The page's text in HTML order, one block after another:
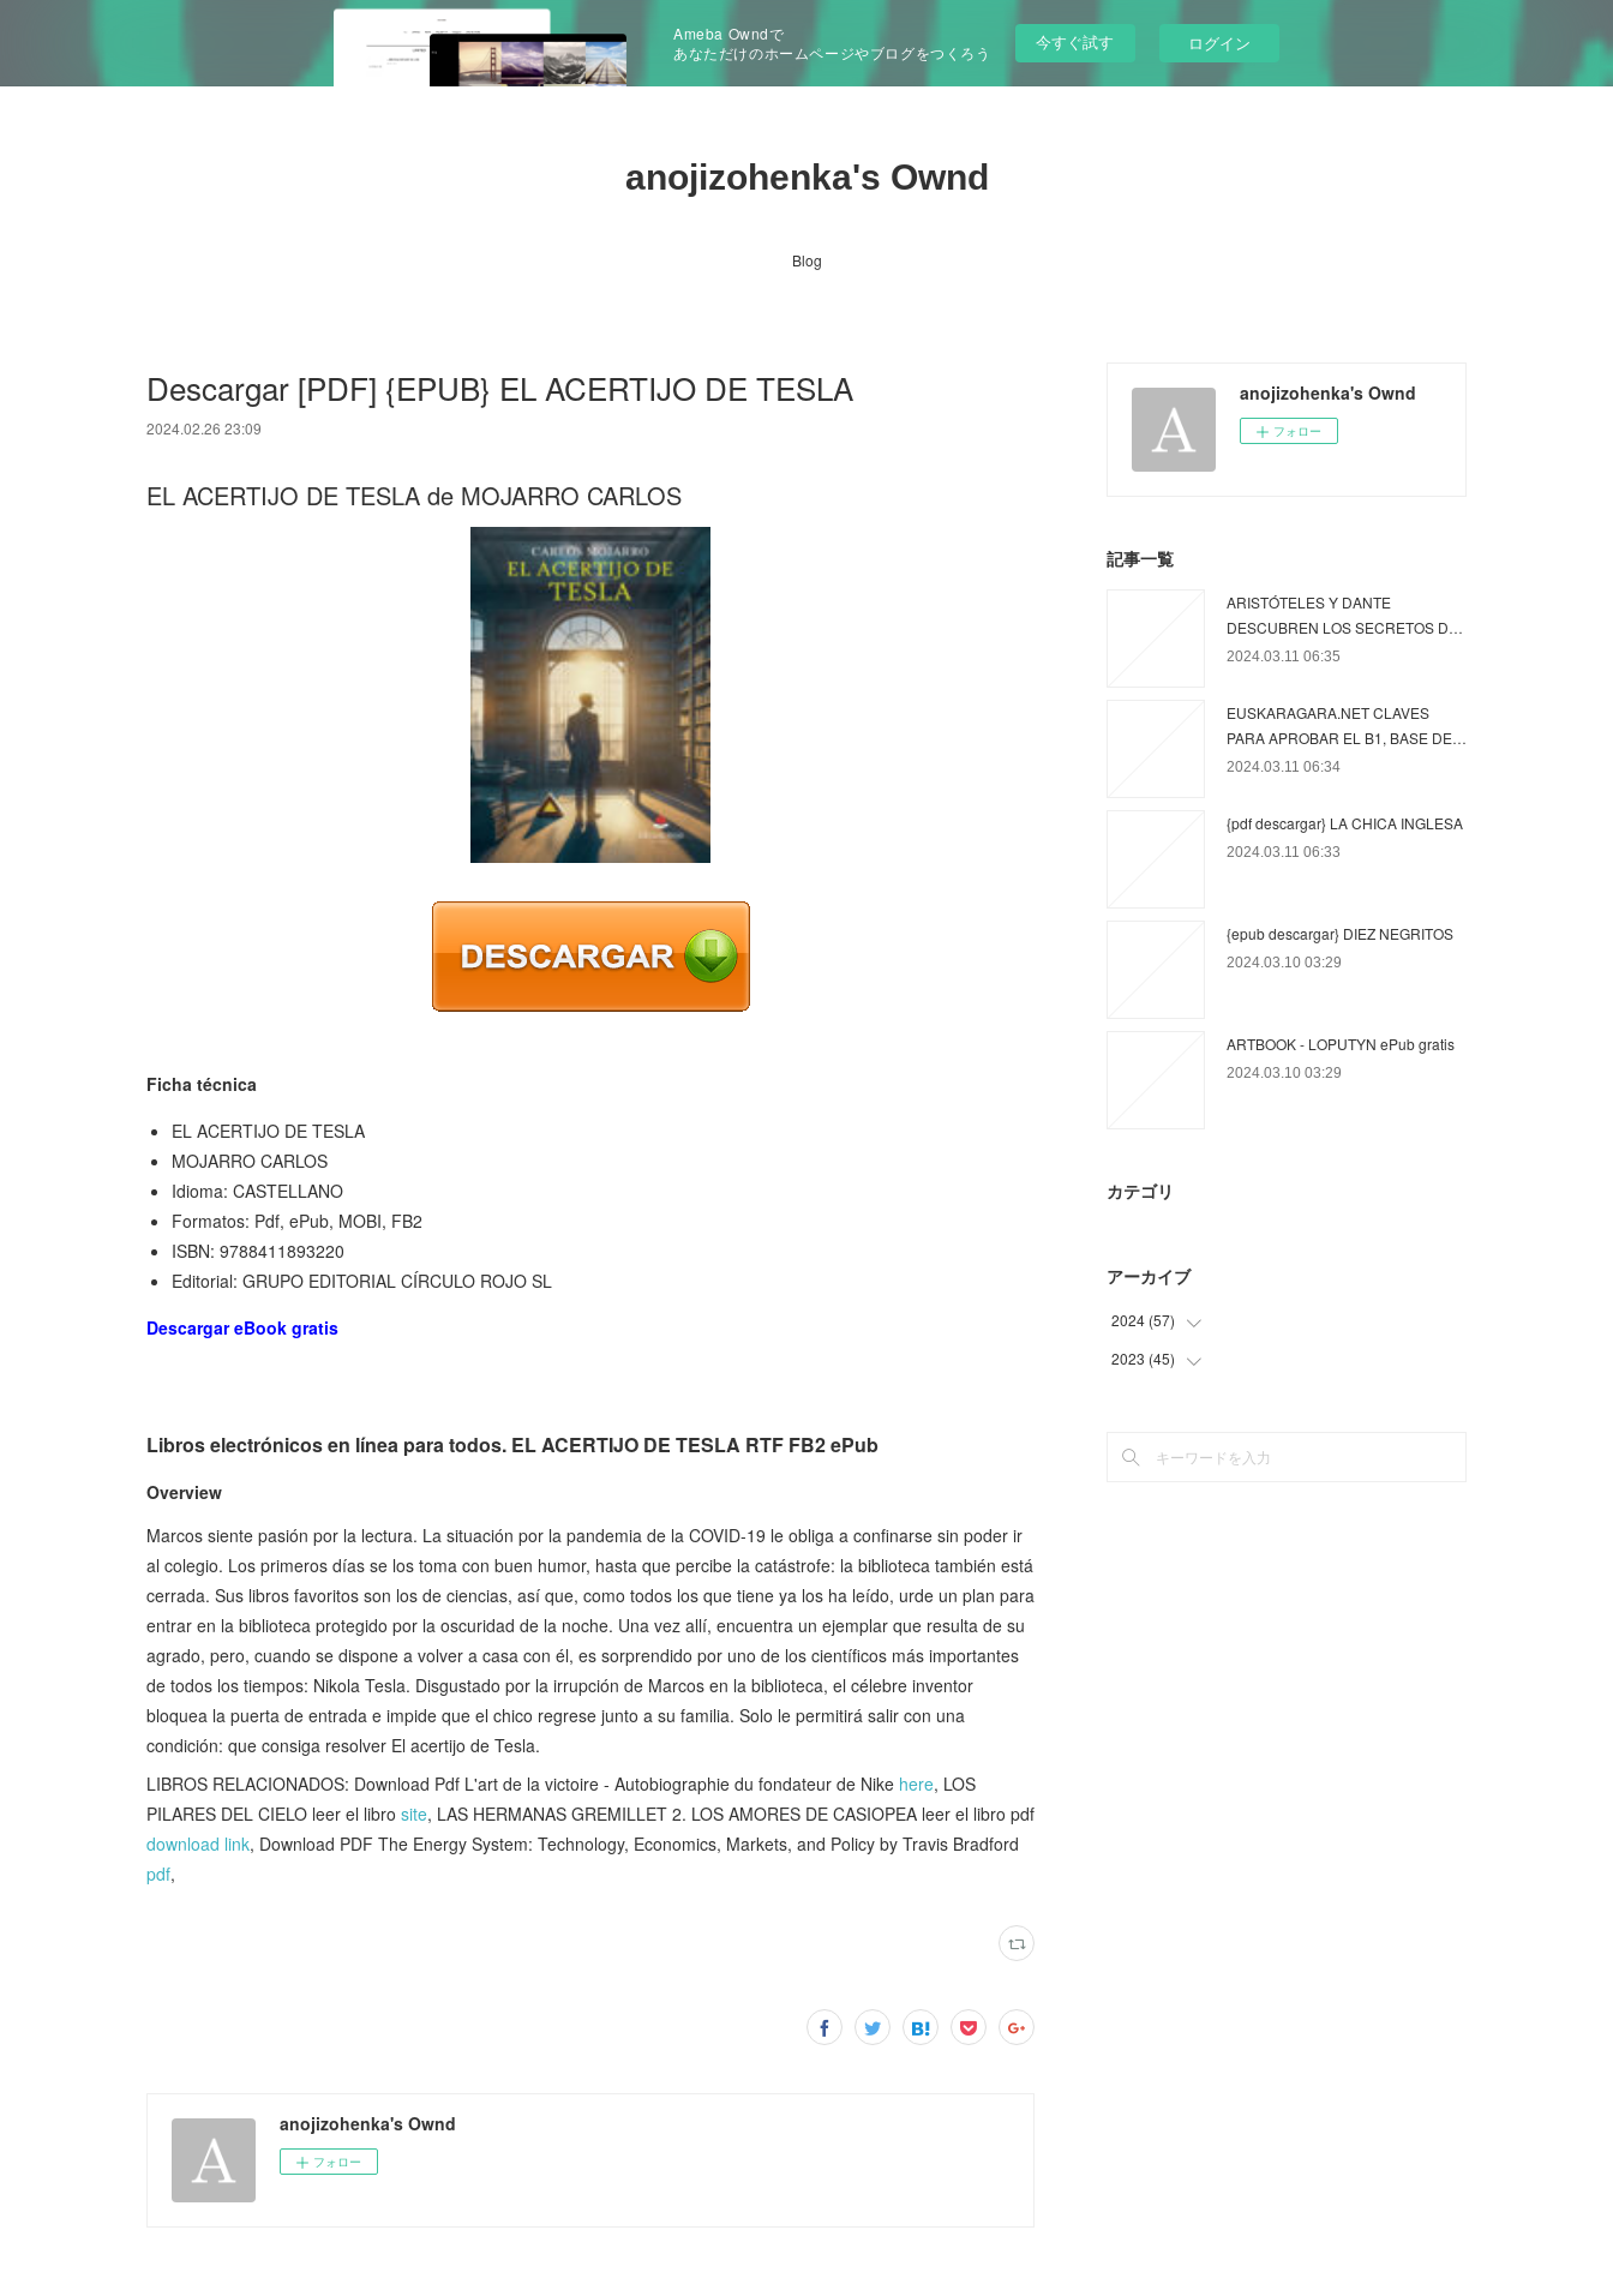
Ameba Owndで
あなただけのホームページやブログをつくろう
今すぐ試す ログイン
anojizohenka's Ownd
Blog
Descargar [PDF] {EPUB} EL ACERTIJO DE TESLA
2024.02.26 23:09
EL ACERTIJO DE TESLA de MOJARRO CARLOS
Ficha técnica
EL ACERTIJO DE TESLA
MOJARRO CARLOS
Idioma: CASTELLANO
Formatos: Pdf, ePub, MOBI, FB2
ISBN: 9788411893220
Editorial: GRUPO EDITORIAL CÍRCULO ROJO SL
Descargar eBook gratis
Libros electrónicos en línea para todos. EL ACERTIJO DE TESLA RTF FB2 ePub
Overview
Marcos siente pasión por la lectura. La situación por la pandemia de la COVID-19 le obliga a confinarse sin poder ir
al colegio. Los primeros días se los toma con buen humor, hasta que percibe la catástrofe: la biblioteca también está
cerrada. Sus libros favoritos son los de ciencias, así que, como todos los que tiene ya los ha leído, urde un plan para
entrar en la biblioteca protegido por la oscuridad de la noche. Una vez allí, encuentra un ejemplar que resulta de su
agrado, pero, cuando se dispone a volver a casa con él, es sorprendido por uno de los científicos más importantes
de todos los tiempos: Nikola Tesla. Disgustado por la irrupción de Marcos en la biblioteca, el célebre inventor
bloquea la puerta de entrada e impide que el chico regrese junto a su familia. Solo le permitirá salir con una
condición: que consiga resolver El acertijo de Tesla.
LIBROS RELACIONADOS: Download Pdf L'art de la victoire - Autobiographie du fondateur de Nike here, LOS
PILARES DEL CIELO leer el libro site, LAS HERMANAS GREMILLET 2. LOS AMORES DE CASIOPEA leer el libro pdf
download link, Download PDF The Energy System: Technology, Economics, Markets, and Policy by Travis Bradford
pdf,
anojizohenka's Ownd
フォロー
anojizohenka's Ownd
フォロー
記事一覧
ARISTÓTELES Y DANTE
DESCUBREN LOS SECRETOS D…
2024.03.11 06:35
EUSKARAGARA.NET CLAVES
PARA APROBAR EL B1, BASE DE…
2024.03.11 06:34
{pdf descargar} LA CHICA INGLESA
2024.03.11 06:33
{epub descargar} DIEZ NEGRITOS
2024.03.10 03:29
ARTBOOK - LOPUTYN ePub gratis
2024.03.10 03:29
カテゴリ
アーカイブ
2024 (57)
(30
)
2023 (45)
(